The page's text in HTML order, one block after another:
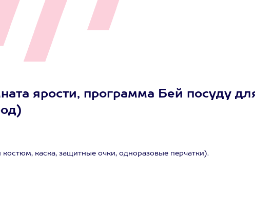
ярости, программа Бей посуду
каска, защитные очки, одноразовые перчатки).